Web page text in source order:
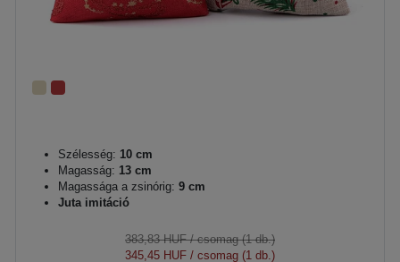
Szélesség: 10 cm
Magasság: 13 cm
Magassága a zsinórig: 9 cm
Juta imitáció
383,83 HUF/ csomag (1 db.)
345,45 HUF / csomag (1 db.)